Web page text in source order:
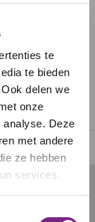
te
te bieden
delen we
onze
analyse. Deze
met andere
ze hebben
services.